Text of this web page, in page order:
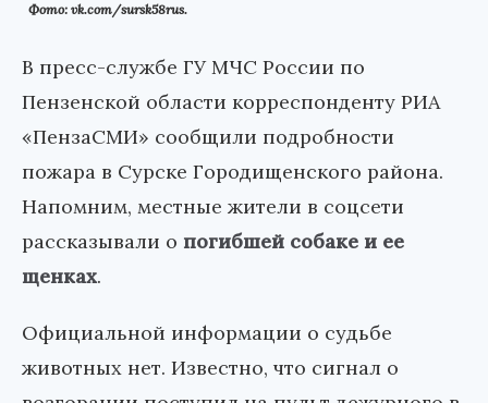
Фото: vk.com/sursk58rus.
В пресс-службе ГУ МЧС России по
Пензенской области корреспонденту РИА
«ПензаСМИ» сообщили подробности
пожара в Сурске Городищенского района.
Напомним, местные жители в соцсети
рассказывали о погибшей собаке и ее
щенках.
Официальной информации о судьбе
животных нет. Известно, что сигнал о